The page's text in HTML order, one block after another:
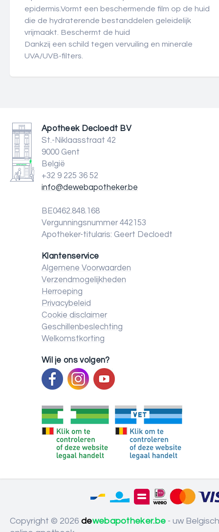
epidermis.Vormt een beschermende film op de huid
die de hydraterende bestanddelen geleidelijk
vrijmaakt. Beschermt de huid
Dankzij een schild tegen vervuiling en minerale
UVA/UVB-filters.
Apotheek Decloedt BV
St.-Niklaasstraat 42
9000 Gent
België
+32 9 225 36 52
info@dewebapotheker.be
BE0462.848.168
Vergunningsnummer 442153
Apotheker-titularis: Geert Decloedt
Klantenservice
Algemene Voorwaarden
Verzendmogelijkheden
Herroeping
Privacybeleid
Cookie disclaimer
Geschillenbeslechting
Welkomstkorting
Wil je ons volgen?
Copyright © 2026 dewebapotheker.be - uw